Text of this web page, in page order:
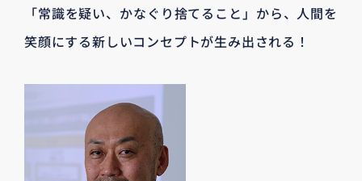
「常識を疑い、かなぐり捨てること」から、人間を
笑顔にする新しいコンセプトが生み出される！